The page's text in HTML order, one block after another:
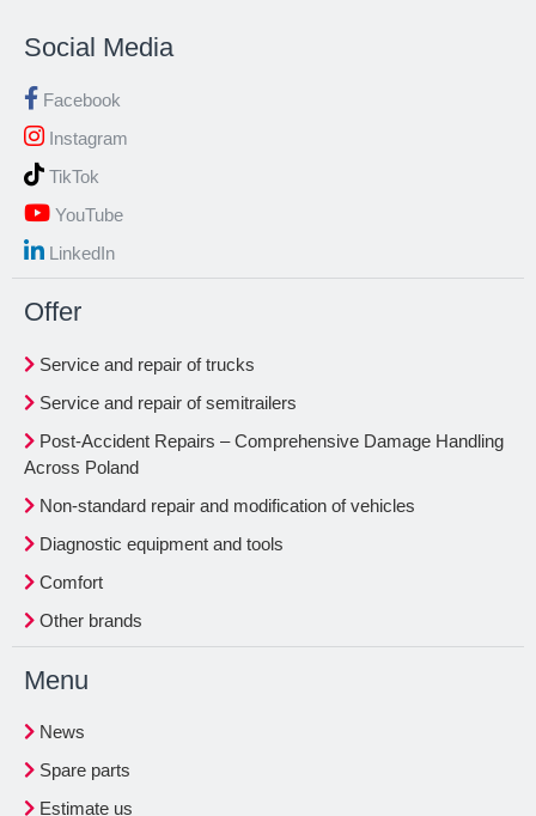
Social Media
Facebook
Instagram
TikTok
YouTube
LinkedIn
Offer
Service and repair of trucks
Service and repair of semitrailers
Post-Accident Repairs – Comprehensive Damage Handling
Across Poland
Non-standard repair and modification of vehicles
Diagnostic equipment and tools
Comfort
Other brands
Menu
News
Spare parts
Estimate us